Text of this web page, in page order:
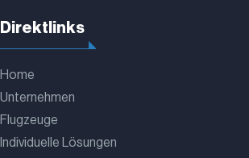
Direktlinks
Home
Unternehmen
Flugzeuge
Individuelle Lösungen